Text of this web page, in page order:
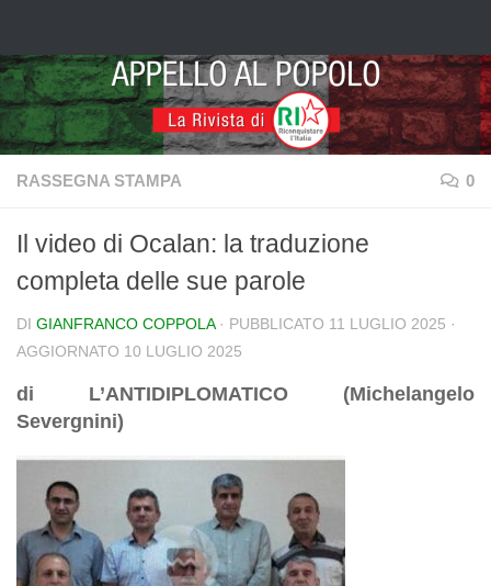
RASSEGNA STAMPA 0
Il video di Ocalan: la traduzione
completa delle sue parole
DI GIANFRANCO COPPOLA · PUBBLICATO 11 LUGLIO 2025 ·
AGGIORNATO 10 LUGLIO 2025
di L’ANTIDIPLOMATICO (Michelangelo
Severgnini)